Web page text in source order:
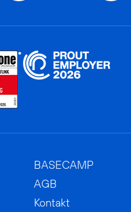
BASECAMP
AGB
Kontakt